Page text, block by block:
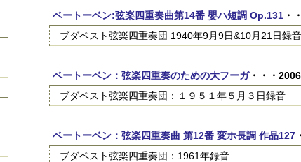
ベートーベン:弦楽四重奏曲第14番 嬰ハ短調 Op.131・
ブダペスト弦楽四重奏団 1940年9月9日&10月21日録音
ベートーベン：弦楽四重奏のための大フーガ・・・
ブダペスト弦楽四重奏団：１９５１年５月３日録音
ベートーベン：弦楽四重奏曲 第12番 変ホ長調 作品127
ブダペスト弦楽四重奏団：1961年録音